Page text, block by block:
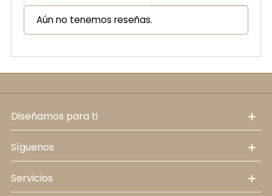
Aún no tenemos reseñas.
diseñamos para ti
síguenos
servicios